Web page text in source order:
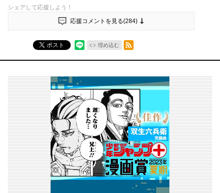
シェアして応援しよう！
応援コメントを見る(284)
ポスト 埋め込む
RSSフィード